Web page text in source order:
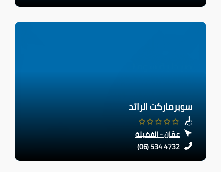
سوبرماركت الرائد
عمّان - الفضيلة
(06) 534 4732